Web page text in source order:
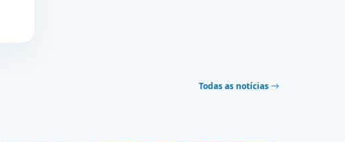
Todas as notícias